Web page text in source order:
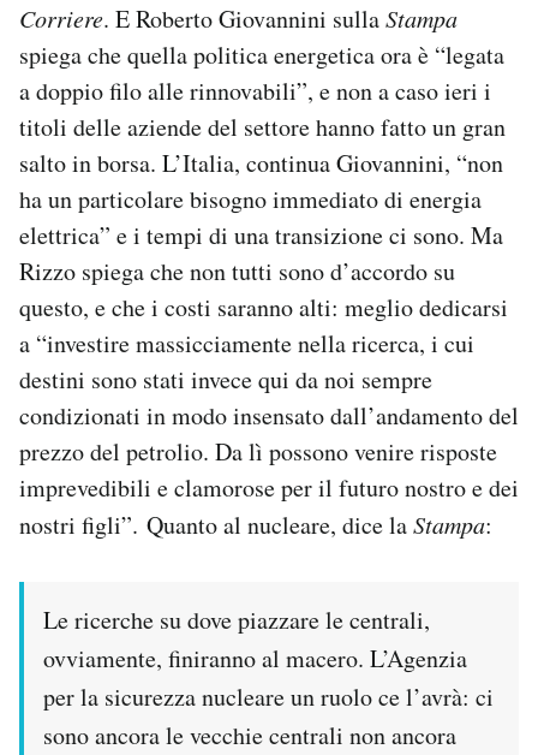
Corriere. E Roberto Giovannini sullaStampa
spiega che quella politica energetica ora è “legata
a doppio filo alle rinnovabili”, e non a caso ieri i
titoli delle aziende del settore hanno fatto un gran
salto in borsa. L’Italia, continua Giovannini, “non
ha un particolare bisogno immediato di energia
elettrica” e i tempi di una transizione ci sono. Ma
Rizzo spiega che non tutti sono d’accordo su
questo, e che i costi saranno alti: meglio dedicarsi
a “investire massicciamente nella ricerca, i cui
destini sono stati invece qui da noi sempre
condizionati in modo insensato dall’andamento del
prezzo del petrolio. Da lì possono venire risposte
imprevedibili e clamorose per il futuro nostro e dei
nostri figli”. Quanto al nucleare, dice laStampa:
Le ricerche su dove piazzare le centrali,
ovviamente, finiranno al macero. L’Agenzia
per la sicurezza nucleare un ruolo ce l’avrà: ci
sono ancora le vecchie centrali non ancora